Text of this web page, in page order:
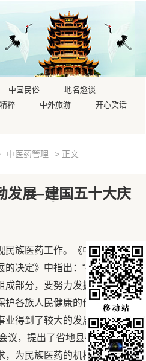
中国民俗
地名趣谈
粹 中外旅游 开心笑话
中医药管理 > 正文
发展–建国五十大庆
1999年）
族医药工作。《中共中央、
的决定》中指出：“各民族医
成部分，要努力发掘、整理、
护各族人民健康的作用”。建
业得到了较大的发展。
议，提出了省地县都要建立
，为民族医药的机构建设从部